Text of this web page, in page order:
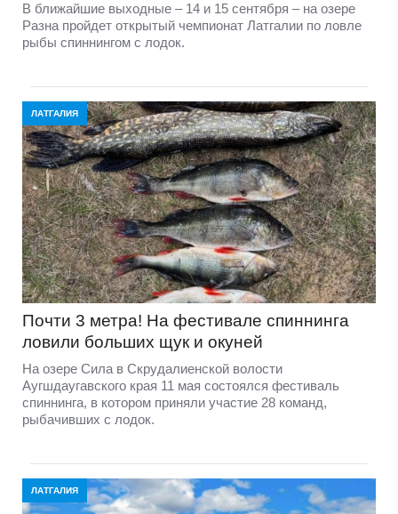
В ближайшие выходные – 14 и 15 сентября – на озере
Разна пройдет открытый чемпионат Латгалии по ловле
рыбы спиннингом с лодок.
ЛАТГАЛИЯ
Почти 3 метра! На фестивале спиннинга
ловили больших щук и окуней
На озере Сила в Скрудалиенской волости
Аугшдаугавского края 11 мая состоялся фестиваль
спиннинга, в котором приняли участие 28 команд,
рыбачивших с лодок.
ЛАТГАЛИЯ